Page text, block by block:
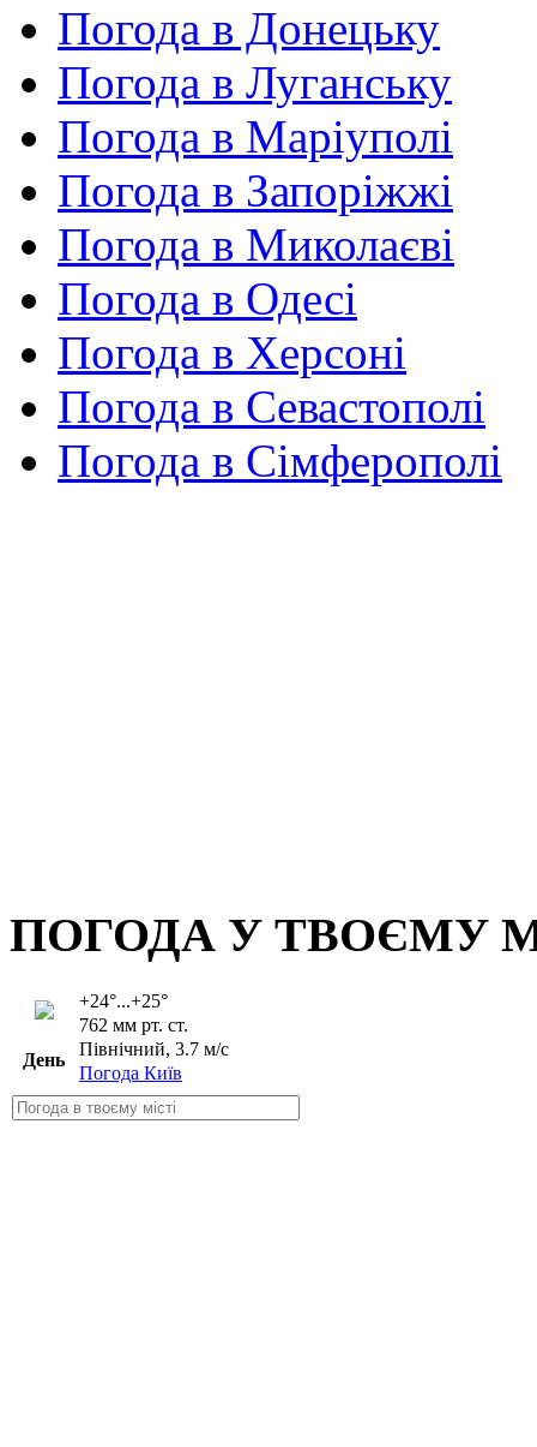
Погода в Донецьку
Погода в Луганську
Погода в Маріуполі
Погода в Запоріжжі
Погода в Миколаєві
Погода в Одесі
Погода в Херсоні
Погода в Севастополі
Погода в Сімферополі
ПОГОДА У ТВОЄМУ
+24°...+25°
762 мм рт. ст.
Північний, 3.7 м/с
Погода Київ
День